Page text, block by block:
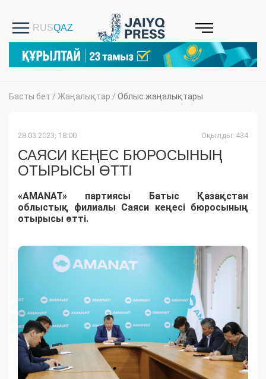
Басты бет / Жаңалықтар / Облыс жаңалықтары
28.03.2023, 18:00 Оқылды: 434
САЯСИ КЕҢЕС БЮРОСЫНЫҢ
ОТЫРЫСЫ ӨТТІ
«AMANAT» партиясы Батыс Қазақстан
облыстық филиалы Саяси кеңесі бюросының
отырысы өтті.